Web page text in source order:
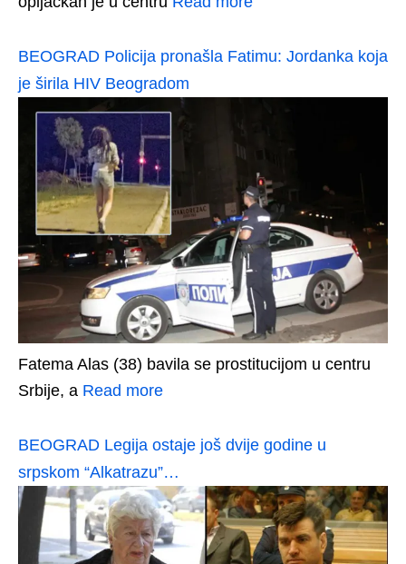
BEOGRAD Policija pronašla Fatimu: Jordanka koja
je širila HIV Beogradom
Fatema Alas (38) bavila se prostitucijom u centru
Srbije, a Read more
BEOGRAD Legija ostaje još dvije godine u
srpskom “Alkatrazu”…